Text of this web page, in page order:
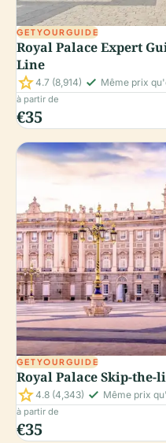
GETYOURGUIDE
Royal Palace Expert
Line
star4.7 (8,914) check_small Même prix
à partir de
€35
GETYOURGUIDE
Royal Palace Skip-the-
star4.8 (4,343) check_small Même prix
à partir de
€35